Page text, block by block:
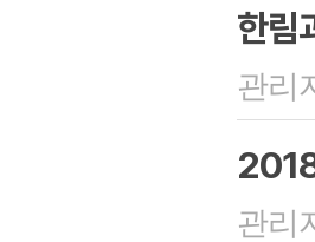
한림
관리
관리